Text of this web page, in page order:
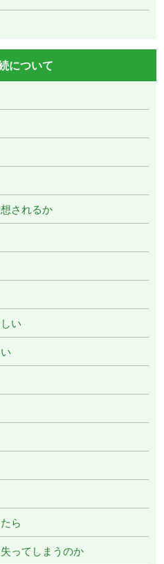
について
されるか
い
ら
ってしまうのか